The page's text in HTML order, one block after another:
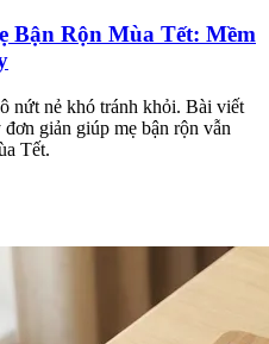
Bận Rộn Mùa Tết: Mềm
nứt nẻ khó tránh khỏi. Bài viết
giản giúp mẹ bận rộn vẫn
Tết.